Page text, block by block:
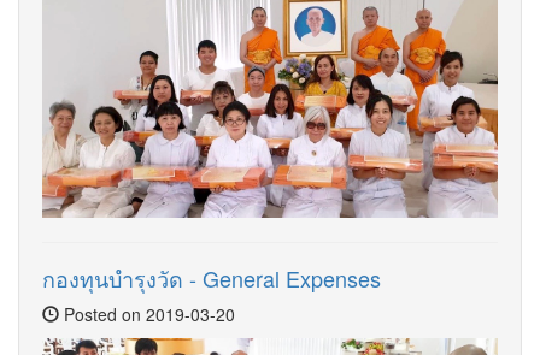
กองทุนบำรุงวัด - General Expenses
Posted on 2019-03-20